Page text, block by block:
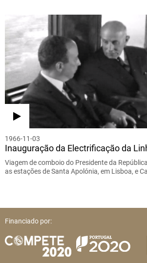
1966-11-03
Inauguração da Electrificação da
Viagem de comboio do Presidente da
as estações de Santa Apolónia, em Lisboa, e
Financiado por: